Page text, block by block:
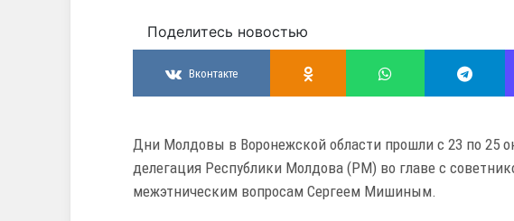
Поделитесь новостью
Вконтакте
Дни Молдовы в Воронежской области прошли с 23 по 25
делегация Республики Молдова (РМ) во главе с
межэтническим вопросам Сергеем Мишиным.